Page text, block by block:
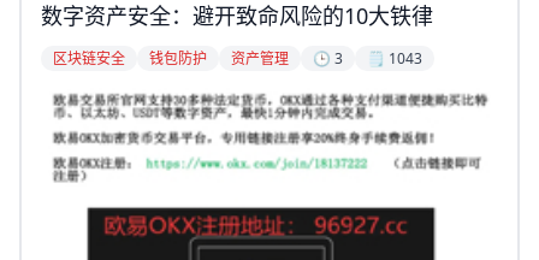
数字资产安全：避开致命风险的10大铁律
区块链安全 钱包防护 资产管理 🕒 3 🗒️ 1043